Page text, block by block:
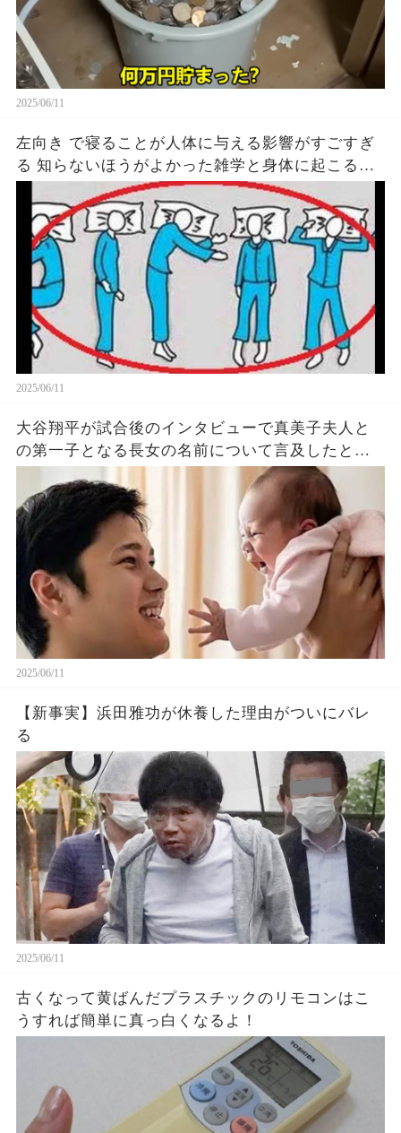
2025/06/11
左向き で寝ることが人体に与える影響がすごすぎ
る 知らないほうがよかった雑学と身体に起こる現
象がヤバい… 驚くべき 大人の 面白いけど知ると後
悔
2025/06/11
大谷翔平が試合後のインタビューで真美子夫人と
の第一子となる長女の名前について言及したと話
題に！山本由伸や佐々木朗希は知ってそう！
2025/06/11
【新事実】浜田雅功が休養した理由がついにバレ
る
2025/06/11
古くなって黄ばんだプラスチックのリモコンはこ
うすれば簡単に真っ白くなるよ！